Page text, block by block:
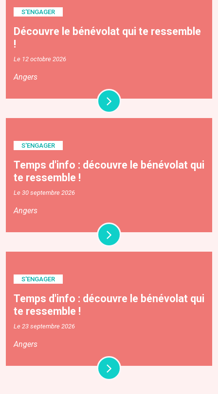
S'ENGAGER
Découvre le bénévolat qui te ressemble
!
Le 12 octobre 2026
Angers
S'ENGAGER
Temps d'info : découvre le bénévolat qui
te ressemble !
Le 30 septembre 2026
Angers
S'ENGAGER
Temps d'info : découvre le bénévolat qui
te ressemble !
Le 23 septembre 2026
Angers